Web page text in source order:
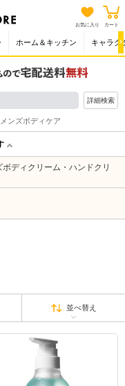
お気に入り カート
ホーム＆キッチン キャラク
詳細検索
メンズボディケア
ボディクリーム・ハンドクリ
並べ替え